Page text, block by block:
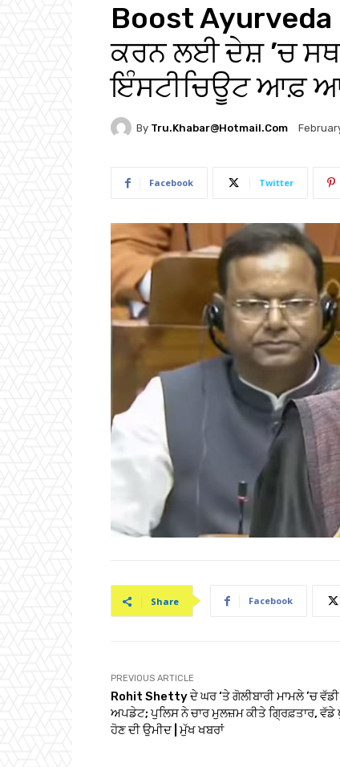
Boost Ayurveda
ਕਰਨ ਲਈ ਦੇਸ਼ ’ਚ
ਇੰਸਟੀਚਿਊਟ ਆਫ਼
By Tru.khabar@hotmail.com
Facebook Twitter
Share Facebook
PREVIOUS ARTICLE
Rohit Shetty ਦੇ ਘਰ ‘ਤੇ ਗੋਲੀਬਾਰੀ ਮਾਮਲੇ ’ਚ ਵੱਡੀ
ਅਪਡੇਟ; ਪੁਲਿਸ ਨੇ ਚਾਰ ਮੁਲਜ਼ਮ ਕੀਤੇ ਗ੍ਰਿਫ਼ਤਾਰ, ਵੱਡੇ
ਹੋਣ ਦੀ ਉਮੀਦ | ਮੁੱਖ ਖਬਰਾਂ